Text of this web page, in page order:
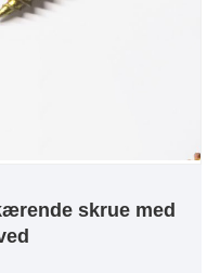
skrue med